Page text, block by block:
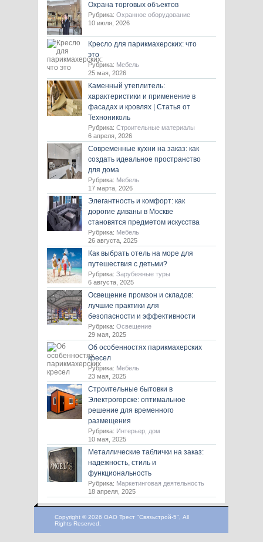
Охрана торговых объектов
Рубрика: Охранное оборудование
10 июля, 2026
Кресло для парикмахерских: что
это
Рубрика: Мебель
25 мая, 2026
Каменный утеплитель:
характеристики и применение в
фасадах и кровлях | Статья от
Технониколь
Рубрика: Строительные материалы
6 апреля, 2026
Современные кухни на заказ: как
создать идеальное пространство
для дома
Рубрика: Мебель
17 марта, 2026
Элегантность и комфорт: как
дорогие диваны в Москве
становятся предметом искусства
Рубрика: Мебель
26 августа, 2025
Как выбрать отель на море для
путешествия с детьми?
Рубрика: Зарубежные туры
6 августа, 2025
Освещение промзон и складов:
лучшие практики для
безопасности и эффективности
Рубрика: Освещение
29 мая, 2025
Об особенностях парикмахерских
кресел
Рубрика: Мебель
23 мая, 2025
Строительные бытовки в
Электрогорске: оптимальное
решение для временного
размещения
Рубрика: Интерьер, дом
10 мая, 2025
Металлические таблички на заказ:
надежность, стиль и
функциональность
Рубрика: Маркетинговая деятельность
18 апреля, 2025
Copyright © 2026 ОАО Трест "Связьстрой-5", All
Rights Reserved.